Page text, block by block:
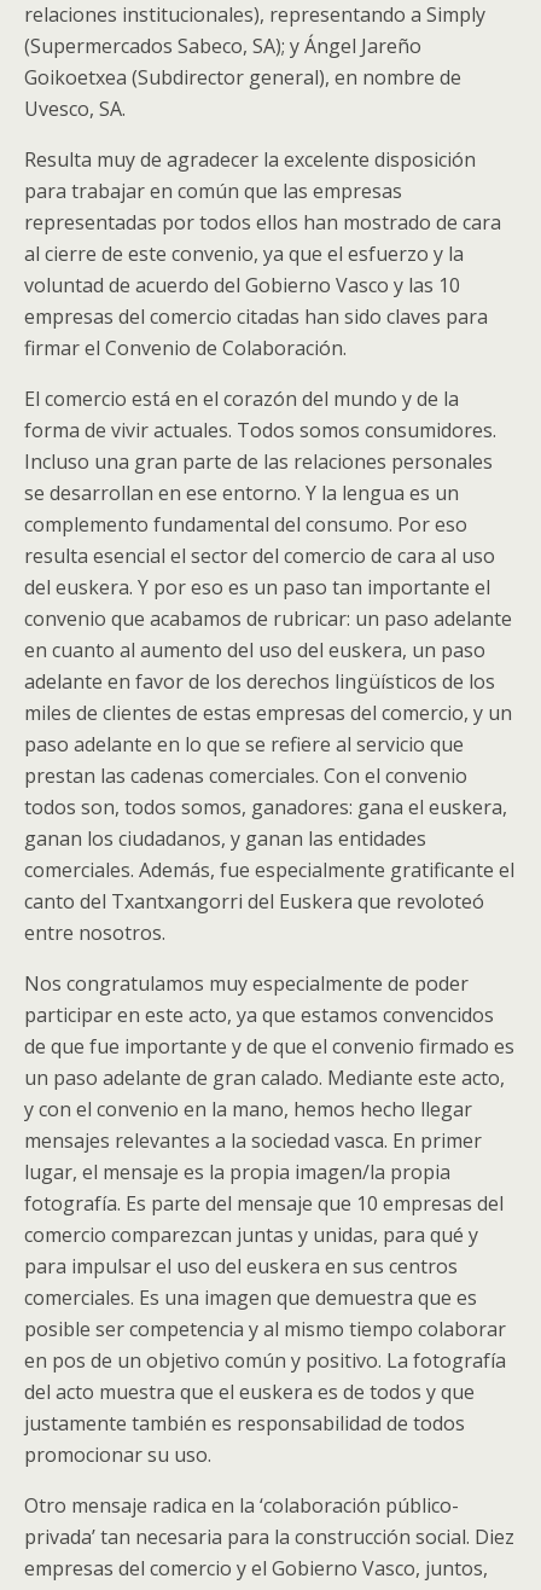
relaciones institucionales), representando a Simply
(Supermercados Sabeco, SA); y Ángel Jareño
Goikoetxea (Subdirector general), en nombre de
Uvesco, SA.
Resulta muy de agradecer la excelente disposición
para trabajar en común que las empresas
representadas por todos ellos han mostrado de cara
al cierre de este convenio, ya que el esfuerzo y la
voluntad de acuerdo del Gobierno Vasco y las 10
empresas del comercio citadas han sido claves para
firmar el Convenio de Colaboración.
El comercio está en el corazón del mundo y de la
forma de vivir actuales. Todos somos consumidores.
Incluso una gran parte de las relaciones personales
se desarrollan en ese entorno. Y la lengua es un
complemento fundamental del consumo. Por eso
resulta esencial el sector del comercio de cara al uso
del euskera. Y por eso es un paso tan importante el
convenio que acabamos de rubricar: un paso adelante
en cuanto al aumento del uso del euskera, un paso
adelante en favor de los derechos lingüísticos de los
miles de clientes de estas empresas del comercio, y un
paso adelante en lo que se refiere al servicio que
prestan las cadenas comerciales. Con el convenio
todos son, todos somos, ganadores: gana el euskera,
ganan los ciudadanos, y ganan las entidades
comerciales. Además, fue especialmente gratificante el
canto del Txantxangorri del Euskera que revoloteó
entre nosotros.
Nos congratulamos muy especialmente de poder
participar en este acto, ya que estamos convencidos
de que fue importante y de que el convenio firmado es
un paso adelante de gran calado. Mediante este acto,
y con el convenio en la mano, hemos hecho llegar
mensajes relevantes a la sociedad vasca. En primer
lugar, el mensaje es la propia imagen/la propia
fotografía. Es parte del mensaje que 10 empresas del
comercio comparezcan juntas y unidas, para qué y
para impulsar el uso del euskera en sus centros
comerciales. Es una imagen que demuestra que es
posible ser competencia y al mismo tiempo colaborar
en pos de un objetivo común y positivo. La fotografía
del acto muestra que el euskera es de todos y que
justamente también es responsabilidad de todos
promocionar su uso.
Otro mensaje radica en la ‘colaboración público-
privada’ tan necesaria para la construcción social. Diez
empresas del comercio y el Gobierno Vasco, juntos,